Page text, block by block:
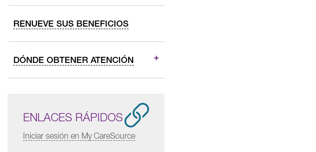
RENUEVE SUS BENEFICIOS
DÓNDE OBTENER ATENCIÓN
ENLACES RÁPIDOS
Iniciar sesión en My CareSource